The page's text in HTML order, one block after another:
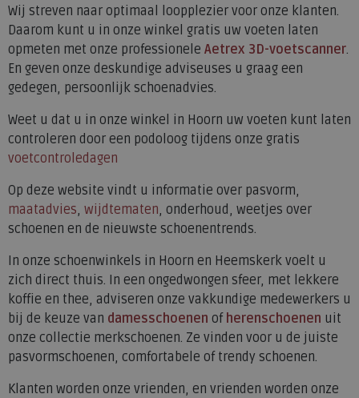
Wij streven naar optimaal loopplezier voor onze klanten.
Daarom kunt u in onze winkel gratis uw voeten laten
opmeten met onze professionele Aetrex 3D-voetscanner.
En geven onze deskundige adviseuses u graag een
gedegen, persoonlijk schoenadvies.
Weet u dat u in onze winkel in Hoorn uw voeten kunt laten
controleren door een podoloog tijdens onze gratis
voetcontroledagen
Op deze website vindt u informatie over pasvorm,
maatadvies, wijdtematen, onderhoud, weetjes over
schoenen en de nieuwste schoenentrends.
In onze schoenwinkels in Hoorn en Heemskerk voelt u
zich direct thuis. In een ongedwongen sfeer, met lekkere
koffie en thee, adviseren onze vakkundige medewerkers u
bij de keuze van damesschoenen of herenschoenen uit
onze collectie merkschoenen. Ze vinden voor u de juiste
pasvormschoenen, comfortabele of trendy schoenen.
Klanten worden onze vrienden, en vrienden worden onze